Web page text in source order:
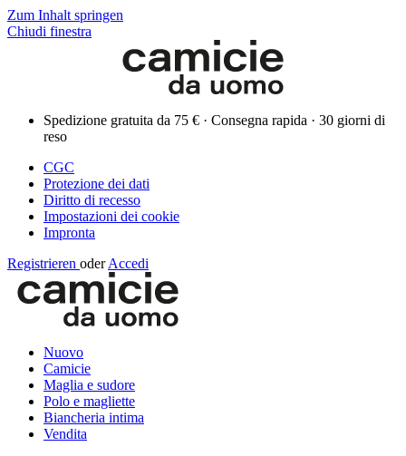
Zum Inhalt springen
Chiudi finestra
Spedizione gratuita da 75 € · Consegna rapida · 30 giorni di
reso
CGC
Protezione dei dati
Diritto di recesso
Impostazioni dei cookie
Impronta
Registrieren oder Accedi
Nuovo
Camicie
Maglia e sudore
Polo e magliette
Biancheria intima
Vendita